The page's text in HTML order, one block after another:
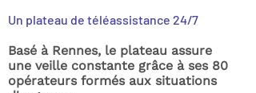
Un plateau de téléassistance 24/7
Basé à Rennes, le plateau assure
une veille constante grâce à ses 80
opérateurs formés aux situations